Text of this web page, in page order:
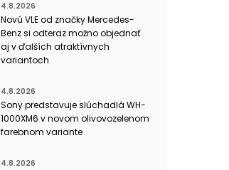
4.8.2026
Novú VLE od značky Mercedes-
Benz si odteraz možno objednať
aj v ďalších atraktívnych
variantoch
4.8.2026
Sony predstavuje slúchadlá WH-
1000XM6 v novom olivovozelenom
farebnom variante
4.8.2026